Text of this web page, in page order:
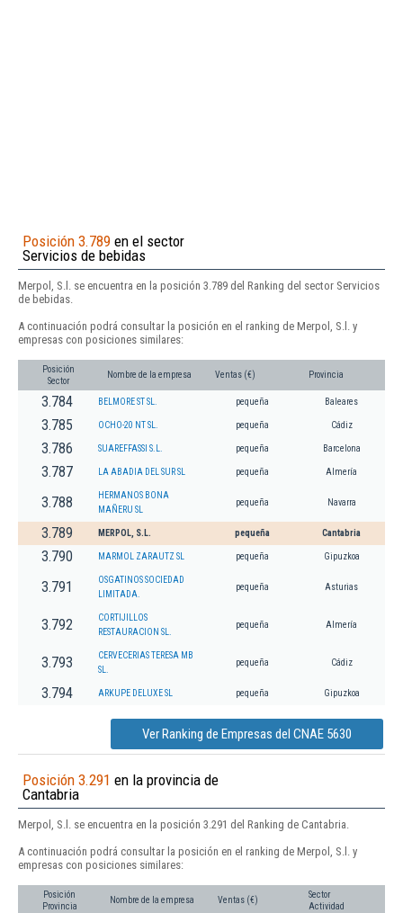
Posición 3.789 en el sector
Servicios de bebidas
Merpol, S.l. se encuentra en la posición 3.789 del Ranking del sector Servicios
de bebidas.
A continuación podrá consultar la posición en el ranking de Merpol, S.l. y
empresas con posiciones similares:
Posición
Sector
Nombre de la empresa Ventas (€) Provincia
3.784 BELMORE ST SL. pequeña Baleares
3.785 OCHO-20 NT SL. pequeña Cádiz
3.786 SUAREFFASSI S.L. pequeña Barcelona
3.787 LA ABADIA DEL SUR SL pequeña Almería
3.788
HERMANOS BONA
MAÑERU SL
pequeña Navarra
3.789 MERPOL, S.L. pequeña Cantabria
3.790 MARMOL ZARAUTZ SL pequeña Gipuzkoa
3.791
OSGATINOS SOCIEDAD
LIMITADA.
pequeña Asturias
3.792
CORTIJILLOS
RESTAURACION SL.
pequeña Almería
3.793
CERVECERIAS TERESA MB
SL.
pequeña Cádiz
3.794 ARKUPE DELUXE SL pequeña Gipuzkoa
Ver Ranking de Empresas del CNAE 5630
Posición 3.291 en la provincia de
Cantabria
Merpol, S.l. se encuentra en la posición 3.291 del Ranking de Cantabria.
A continuación podrá consultar la posición en el ranking de Merpol, S.l. y
empresas con posiciones similares:
Posición
Provincia
Nombre de la empresa Ventas (€)
Sector
Actividad